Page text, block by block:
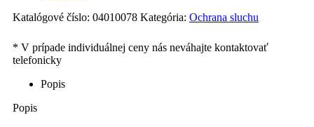
Katalógové číslo: 04010078 Kategória: Ochrana sluchu
Popis
Popis